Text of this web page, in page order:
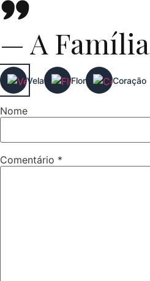
— A Família
Vela Flor Coração
Nome
Comentário *